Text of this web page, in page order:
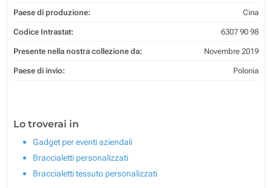
Paese di produzione: Cina
Codice Intrastat: 6307 90 98
Presente nella nostra collezione da: Novembre 2019
Paese di invio: Polonia
Lo troverai in
Gadget per eventi aziendali
Braccialetti personalizzati
Braccialetti tessuto personalizzati